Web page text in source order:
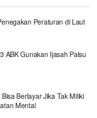
Peraturan di Laut
ABK Gunakan Ijasah Palsu
Berlayar Jika Tak Miliki
Mental